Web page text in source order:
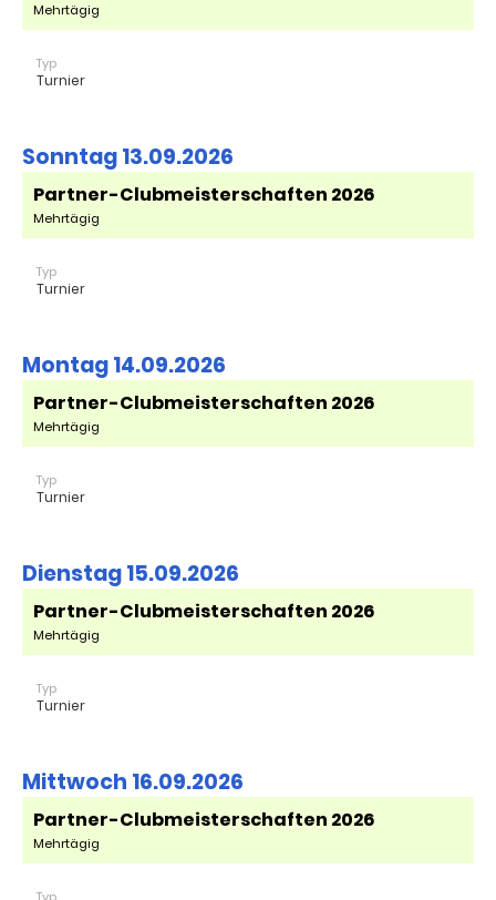
Mehrtägig
Typ
Turnier
Sonntag 13.09.2026
Partner-Clubmeisterschaften 2026
Mehrtägig
Typ
Turnier
Montag 14.09.2026
Partner-Clubmeisterschaften 2026
Mehrtägig
Typ
Turnier
Dienstag 15.09.2026
Partner-Clubmeisterschaften 2026
Mehrtägig
Typ
Turnier
Mittwoch 16.09.2026
Partner-Clubmeisterschaften 2026
Mehrtägig